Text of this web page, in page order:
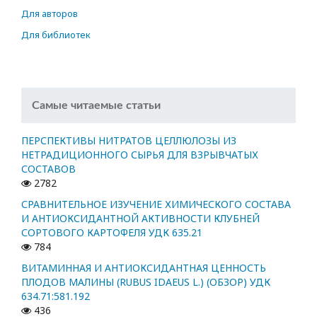
Для авторов
Для библиотек
Самые читаемые статьи
ПЕРСПЕКТИВЫ НИТРАТОВ ЦЕЛЛЮЛОЗЫ ИЗ
НЕТРАДИЦИОННОГО СЫРЬЯ ДЛЯ ВЗРЫВЧАТЫХ
СОСТАВОВ
2782
СРАВНИТЕЛЬНОЕ ИЗУЧЕНИЕ ХИМИЧЕСКОГО СОСТАВА
И АНТИОКСИДАНТНОЙ АКТИВНОСТИ КЛУБНЕЙ
СОРТОВОГО КАРТОФЕЛЯ УДК 635.21
784
ВИТАМИННАЯ И АНТИОКСИДАНТНАЯ ЦЕННОСТЬ
ПЛОДОВ МАЛИНЫ (RUBUS IDAEUS L.) (ОБЗОР) УДК
634.71:581.192
436